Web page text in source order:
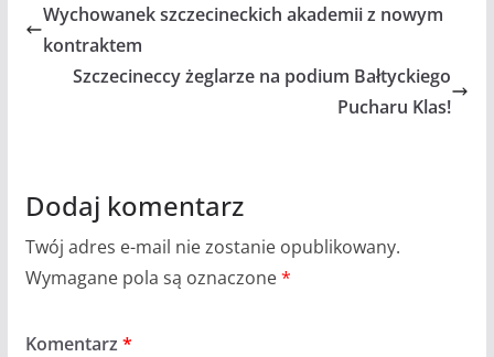
Wychowanek szczecineckich akademii z nowym
kontraktem
Szczecineccy żeglarze na podium Bałtyckiego
Pucharu Klas!
Dodaj komentarz
Twój adres e-mail nie zostanie opublikowany.
Wymagane pola są oznaczone*
Komentarz *